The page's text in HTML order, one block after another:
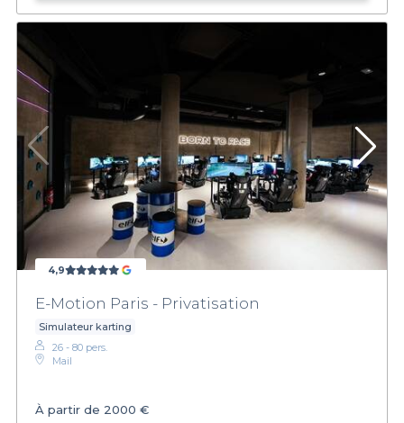
4,9
E-Motion Paris - Privatisation
Simulateur karting
26 - 80 pers.
Mail
À partir de 2000 €